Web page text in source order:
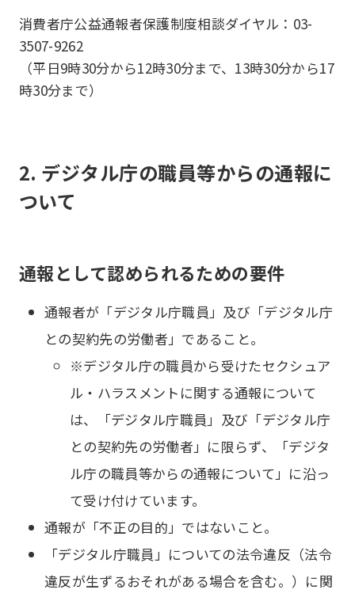
消費者庁公益通報者保護制度相談ダイヤル：03-
3507-9262
（平日9時30分から12時30分まで、13時30分から17
時30分まで）
2. デジタル庁の職員等からの通報に
ついて
通報として認められるための要件
通報者が「デジタル庁職員」及び「デジタル庁
との契約先の労働者」であること。
※デジタル庁の職員から受けたセクシュア
ル・ハラスメントに関する通報について
は、「デジタル庁職員」及び「デジタル庁
との契約先の労働者」に限らず、「デジタ
ル庁の職員等からの通報について」に沿っ
て受け付けています。
通報が「不正の目的」ではないこと。
「デジタル庁職員」についての法令違反（法令
違反が生ずるおそれがある場合を含む。）に関